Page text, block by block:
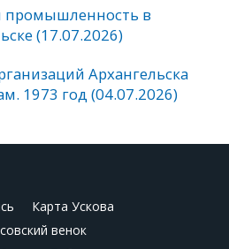
промышленность в
(17.07.2026)
Архангельска
1973 год (04.07.2026)
Карта Ускова
венок